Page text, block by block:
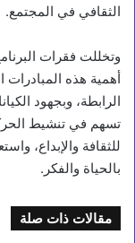
الثقافي في المجتمع.
وتخللت فقرات
أهمية هذه المبادرات
الرابطة، وبجهود
تسهم في تنشيط
للثقافة والإبداع،
بالحياة والفكر.
مقالات ذات صلة